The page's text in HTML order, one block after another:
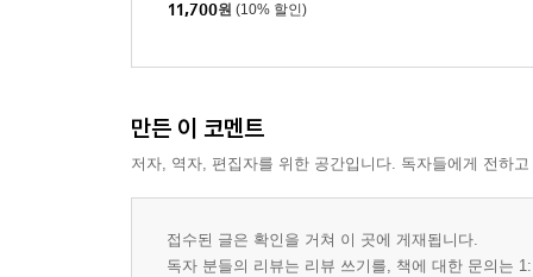
11,700원 (10% 할인)
만든 이 코멘트
저자, 역자, 편집자를 위한 공간입니다. 독자들에게 전하
접수된 글은 확인을 거쳐 이 곳에 게재됩니다.
독자 분들의 리뷰는 리뷰 쓰기를, 책에 대한 문의는